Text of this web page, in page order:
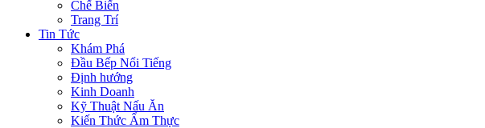
Chế Biến
Trang Trí
Tin Tức
Khám Phá
Đầu Bếp Nổi Tiếng
Định hướng
Kinh Doanh
Kỹ Thuật Nấu Ăn
Kiến Thức Ẩm Thực